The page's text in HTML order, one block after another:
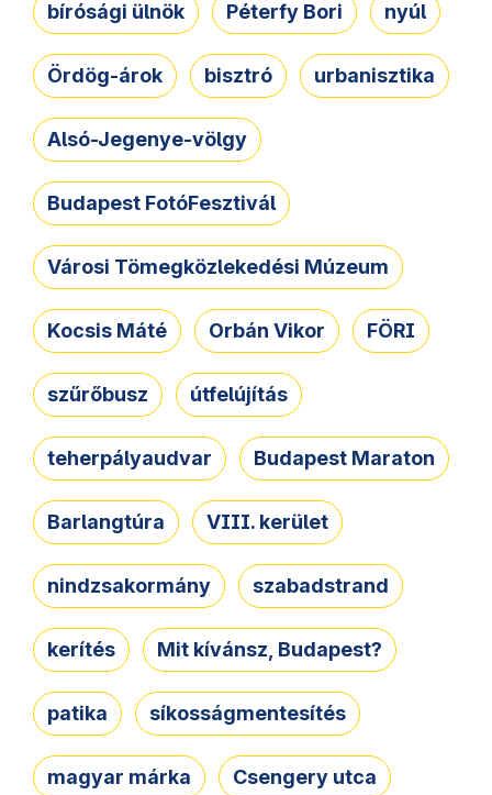
bírósági ülnök Péterfy Bori nyúl
Ördög-árok bisztró urbanisztika
Alsó-Jegenye-völgy
Budapest FotóFesztivál
Városi Tömegközlekedési Múzeum
Kocsis Máté Orbán Vikor FÖRI
szűrőbusz útfelújítás
teherpályaudvar Budapest Maraton
Barlangtúra VIII. kerület
nindzsakormány szabadstrand
kerítés Mit kívánsz, Budapest?
patika síkosságmentesítés
magyar márka Csengery utca